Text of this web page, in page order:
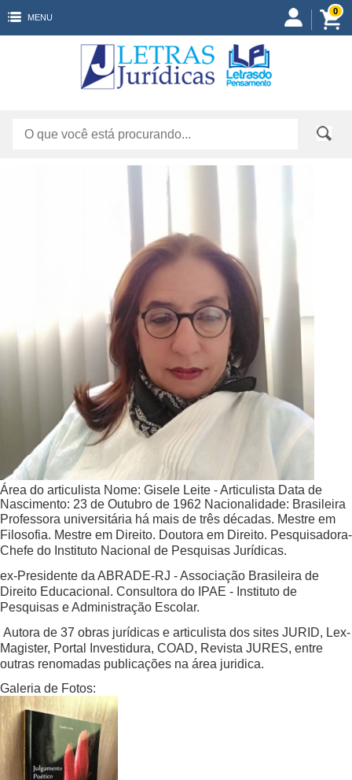
MENU
0
Área do articulista Nome: Gisele Leite - Articulista Data de
Nascimento: 23 de Outubro de 1962 Nacionalidade: Brasileira
Professora universitária há mais de três décadas. Mestre em
Filosofia. Mestre em Direito. Doutora em Direito. Pesquisadora-
Chefe do Instituto Nacional de Pesquisas Jurídicas.
ex-Presidente da ABRADE-RJ - Associação Brasileira de
Direito Educacional. Consultora do IPAE - Instituto de
Pesquisas e Administração Escolar.
Autora de 37 obras jurídicas e articulista dos sites JURID, Lex-
Magister, Portal Investidura, COAD, Revista JURES, entre
outras renomadas publicações na área juridica.
Galeria de Fotos: